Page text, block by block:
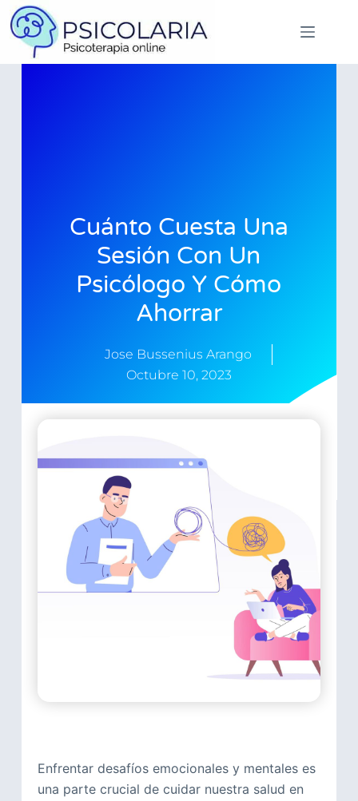
Cuánto Cuesta Una
Sesión Con Un
Psicólogo Y Cómo
Ahorrar
Jose Bussenius Arango
Octubre 10, 2023
Enfrentar desafíos emocionales y mentales es
una parte crucial de cuidar nuestra salud en